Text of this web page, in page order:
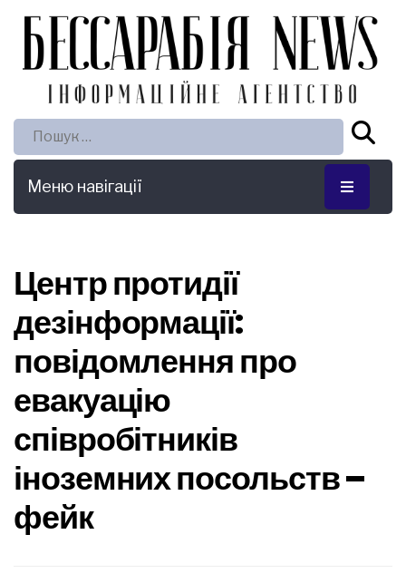
Пошук:
Меню навігації
Центр протидії
дезінформації:
повідомлення про
евакуацію
співробітників
іноземних посольств –
фейк